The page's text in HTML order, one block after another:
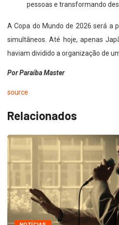
pessoas e transformando
A Copa do Mundo de 2026 será a
simultâneos. Até hoje, apenas
haviam dividido a organização de
Por Paraíba Master
source
Relacionados